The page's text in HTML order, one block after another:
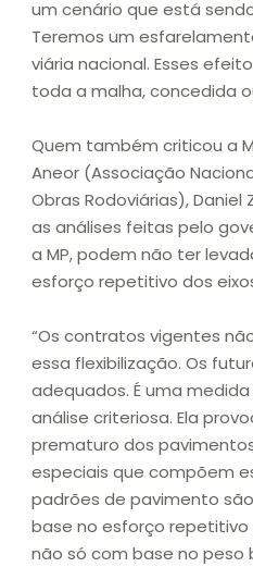
um cenário que está
Teremos um
viária nacional. Esses
toda a malha, concedida
Quem também criticou a
Aneor (Associação
Obras Rodoviárias), Daniel
as análises feitas pelo
a MP, podem não ter
esforço repetitivo dos
“Os contratos vigentes
essa flexibilização. Os
adequados. É uma
análise criteriosa. Ela
prematuro dos
especiais que compõem
padrões de pavimento
base no esforço repetitivo
não só com base no peso